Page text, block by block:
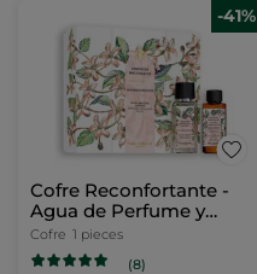
-41%
Cofre Reconfortante -
Agua de Perfume y
Aceite de Masaje -
Essences Botaniques
Cofre 1 pieces
(8)